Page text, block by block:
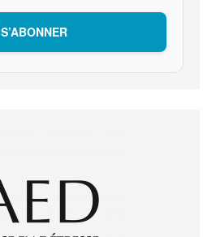
S’ABONNER